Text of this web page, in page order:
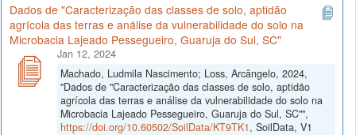
Dados de "Caracterização das classes de solo, aptidão
agrícola das terras e análise da vulnerabilidade do solo na
Microbacia Lajeado Pessegueiro, Guaruja do Sul, SC"
Jan 12, 2024
Machado, Ludmila Nascimento; Loss, Arcângelo, 2024,
"Dados de "Caracterização das classes de solo, aptidão
agrícola das terras e análise da vulnerabilidade do solo na
Microbacia Lajeado Pessegueiro, Guaruja do Sul, SC"",
https://doi.org/10.60502/SoilData/KT9TK1, SoilData, V1